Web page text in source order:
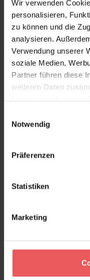
Wir verwenden
personalisieren,
zu können und die
analysieren.
Verwendung unserer
soziale Medien,
Partner führen diese
weiteren Daten
haben oder die sie im
Notwendig
Präferenzen
Statistiken
Marketing
Produktgalerie
Variante
Estelle, col. 01